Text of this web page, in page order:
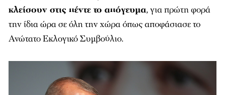
κλείσουν στις πέντε το απόγευμα, για πρώτη φορά
την ίδια ώρα σε όλη την χώρα όπως αποφάσιασε το
Ανώτατο Εκλογικό Συμβούλιο.